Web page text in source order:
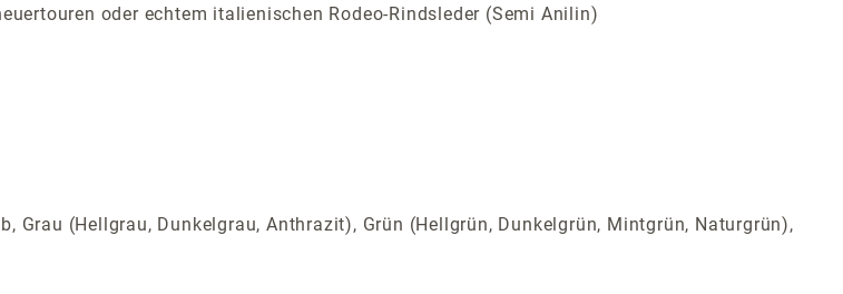
oder echtem italienischen Rodeo-Rindsleder (Semi Anilin)
Grau (Hellgrau, Dunkelgrau, Anthrazit), Grün (Hellgrün, Dunkelgrün, Mintgrün, Naturgrün),